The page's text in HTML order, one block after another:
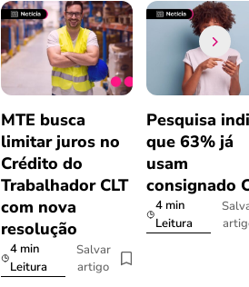
MTE busca
limitar juros no
Crédito do
Trabalhador CLT
com nova
resolução
4 min
Leitura
Salvar
artigo
Pesquisa
que 63% já
usam
consignado
4 min
Leitura